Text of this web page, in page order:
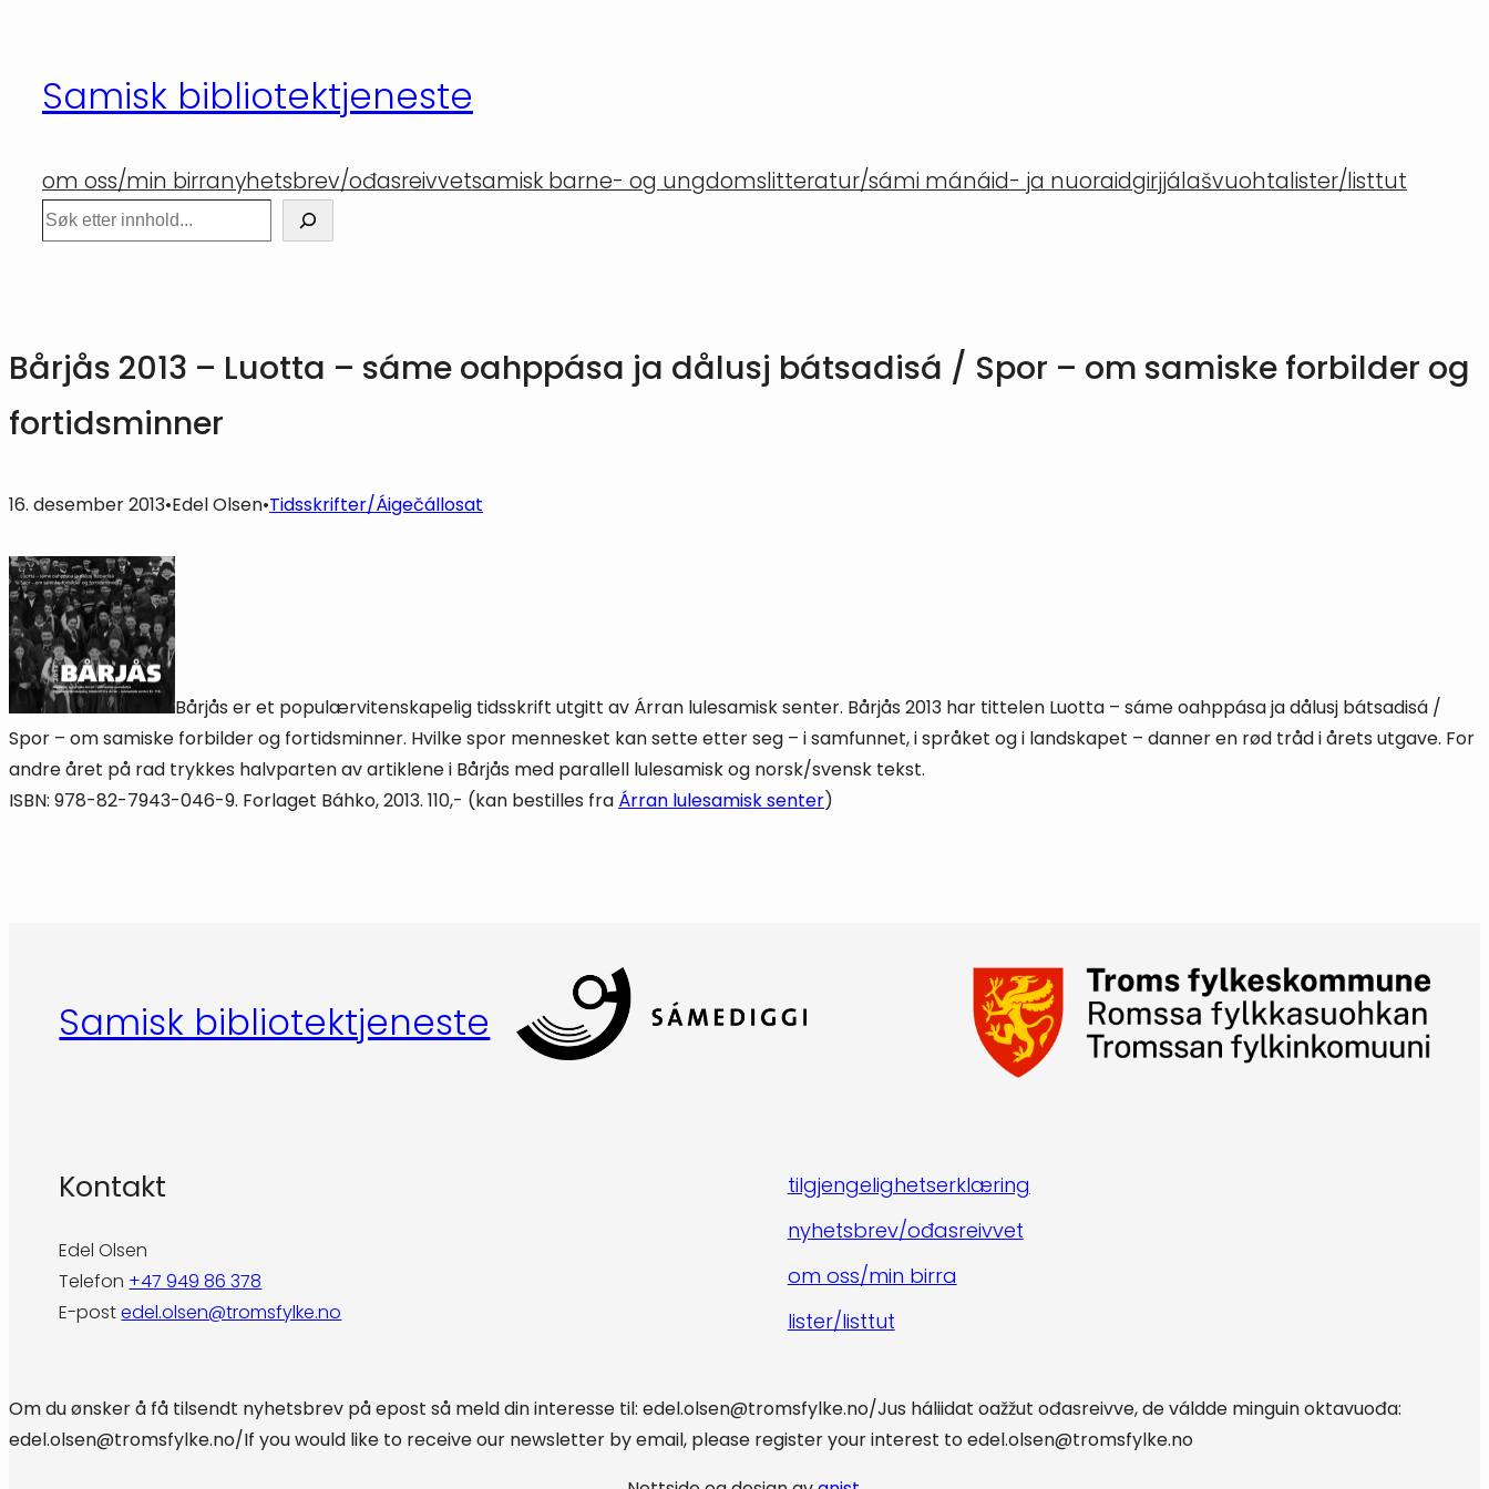
innholdSamisk bibliotektjeneste
om oss/min birranyhetsbrev/ođasreivvetsamisk barne- og ungdomslitteratur/sámi mánáid- ja nuoraidgirjjálašvuohtalister/listtut
Søk
Bårjås 2013 – Luotta – sáme oahppása ja dålusj bátsadisá / Spor – om samiske forbilder og
fortidsminner
16. desember 2013•Edel Olsen•Tidsskrifter/Áigečállosat
Bårjås er et populærvitenskapelig tidsskrift utgitt av Árran lulesamisk senter. Bårjås 2013 har tittelen Luotta – sáme oahppása ja dålusj bátsadisá /
Spor – om samiske forbilder og fortidsminner. Hvilke spor mennesket kan sette etter seg – i samfunnet, i språket og i landskapet – danner en rød tråd i årets utgave. For
andre året på rad trykkes halvparten av artiklene i Bårjås med parallell lulesamisk og norsk/svensk tekst.
ISBN: 978-82-7943-046-9. Forlaget Báhko, 2013. 110,- (kan bestilles fra Árran lulesamisk senter)
Samisk bibliotektjeneste
Kontakt
Edel Olsen
Telefon +47 949 86 378
E-postedel.olsen@tromsfylke.no
tilgjengelighetserklæring
nyhetsbrev/ođasreivvet
om oss/min birra
lister/listtut
Om du ønsker å få tilsendt nyhetsbrev på epost så meld din interesse til: edel.olsen@tromsfylke.no/Jus háliidat oažžut ođasreivve, de váldde minguin oktavuođa:
edel.olsen@tromsfylke.no/If you would like to receive our newsletter by email, please register your interest to edel.olsen@tromsfylke.no